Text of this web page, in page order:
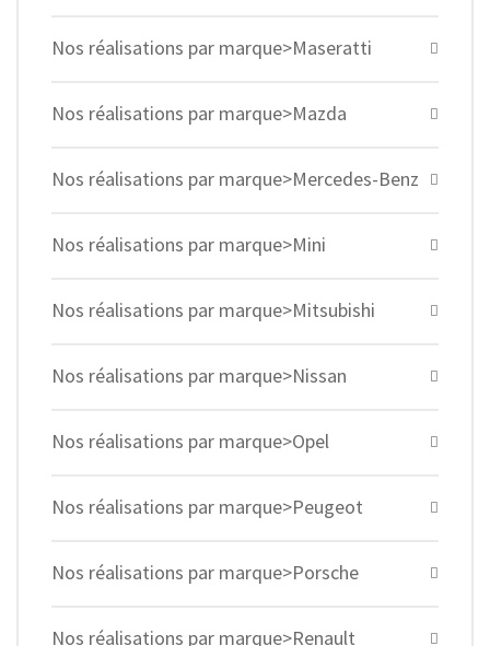
Nos réalisations par marque>Maseratti
Nos réalisations par marque>Mazda
Nos réalisations par marque>Mercedes-Benz
Nos réalisations par marque>Mini
Nos réalisations par marque>Mitsubishi
Nos réalisations par marque>Nissan
Nos réalisations par marque>Opel
Nos réalisations par marque>Peugeot
Nos réalisations par marque>Porsche
Nos réalisations par marque>Renault